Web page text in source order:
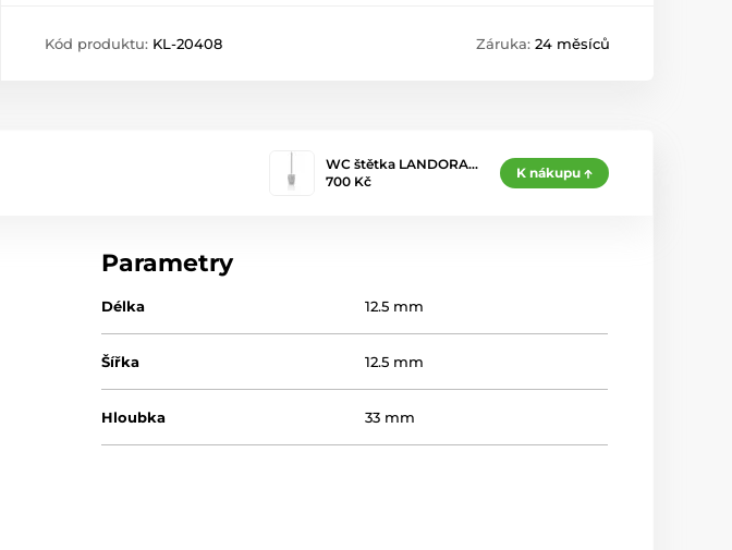
Kód produktu: KL-20408 Záruka: 24 měsíců
WC štětka LANDORA…
700 Kč
K nákupu
Parametry
Délka 12.5 mm
Šířka 12.5 mm
Hloubka 33 mm